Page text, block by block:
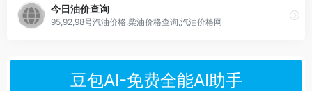
今日油价查询
95,92,98号汽油价格,柴油价格查询,汽油价格网
豆包AI-免费全能AI助手